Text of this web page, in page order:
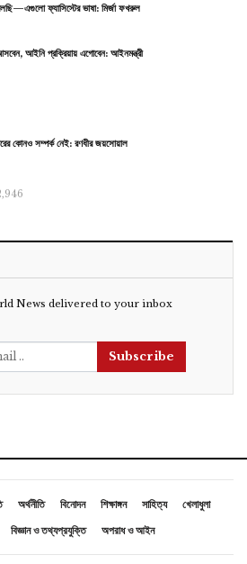
ফ্যাসিস্টের ভাষা: মির্জা ফখরুল
আইনি প্রক্রিয়ায় এগোবেন: আইনমন্ত্রী
কোনও সম্পর্ক নেই: রণধীর জয়সোয়াল
News delivered to your inbox
Subscribe
অর্থনীতি বিনোদন শিক্ষাঙ্গন সাহিত্য
খেলাধুলা
বিজ্ঞান ও তথ্যপ্রযুক্তি অপরাধ ও আইন